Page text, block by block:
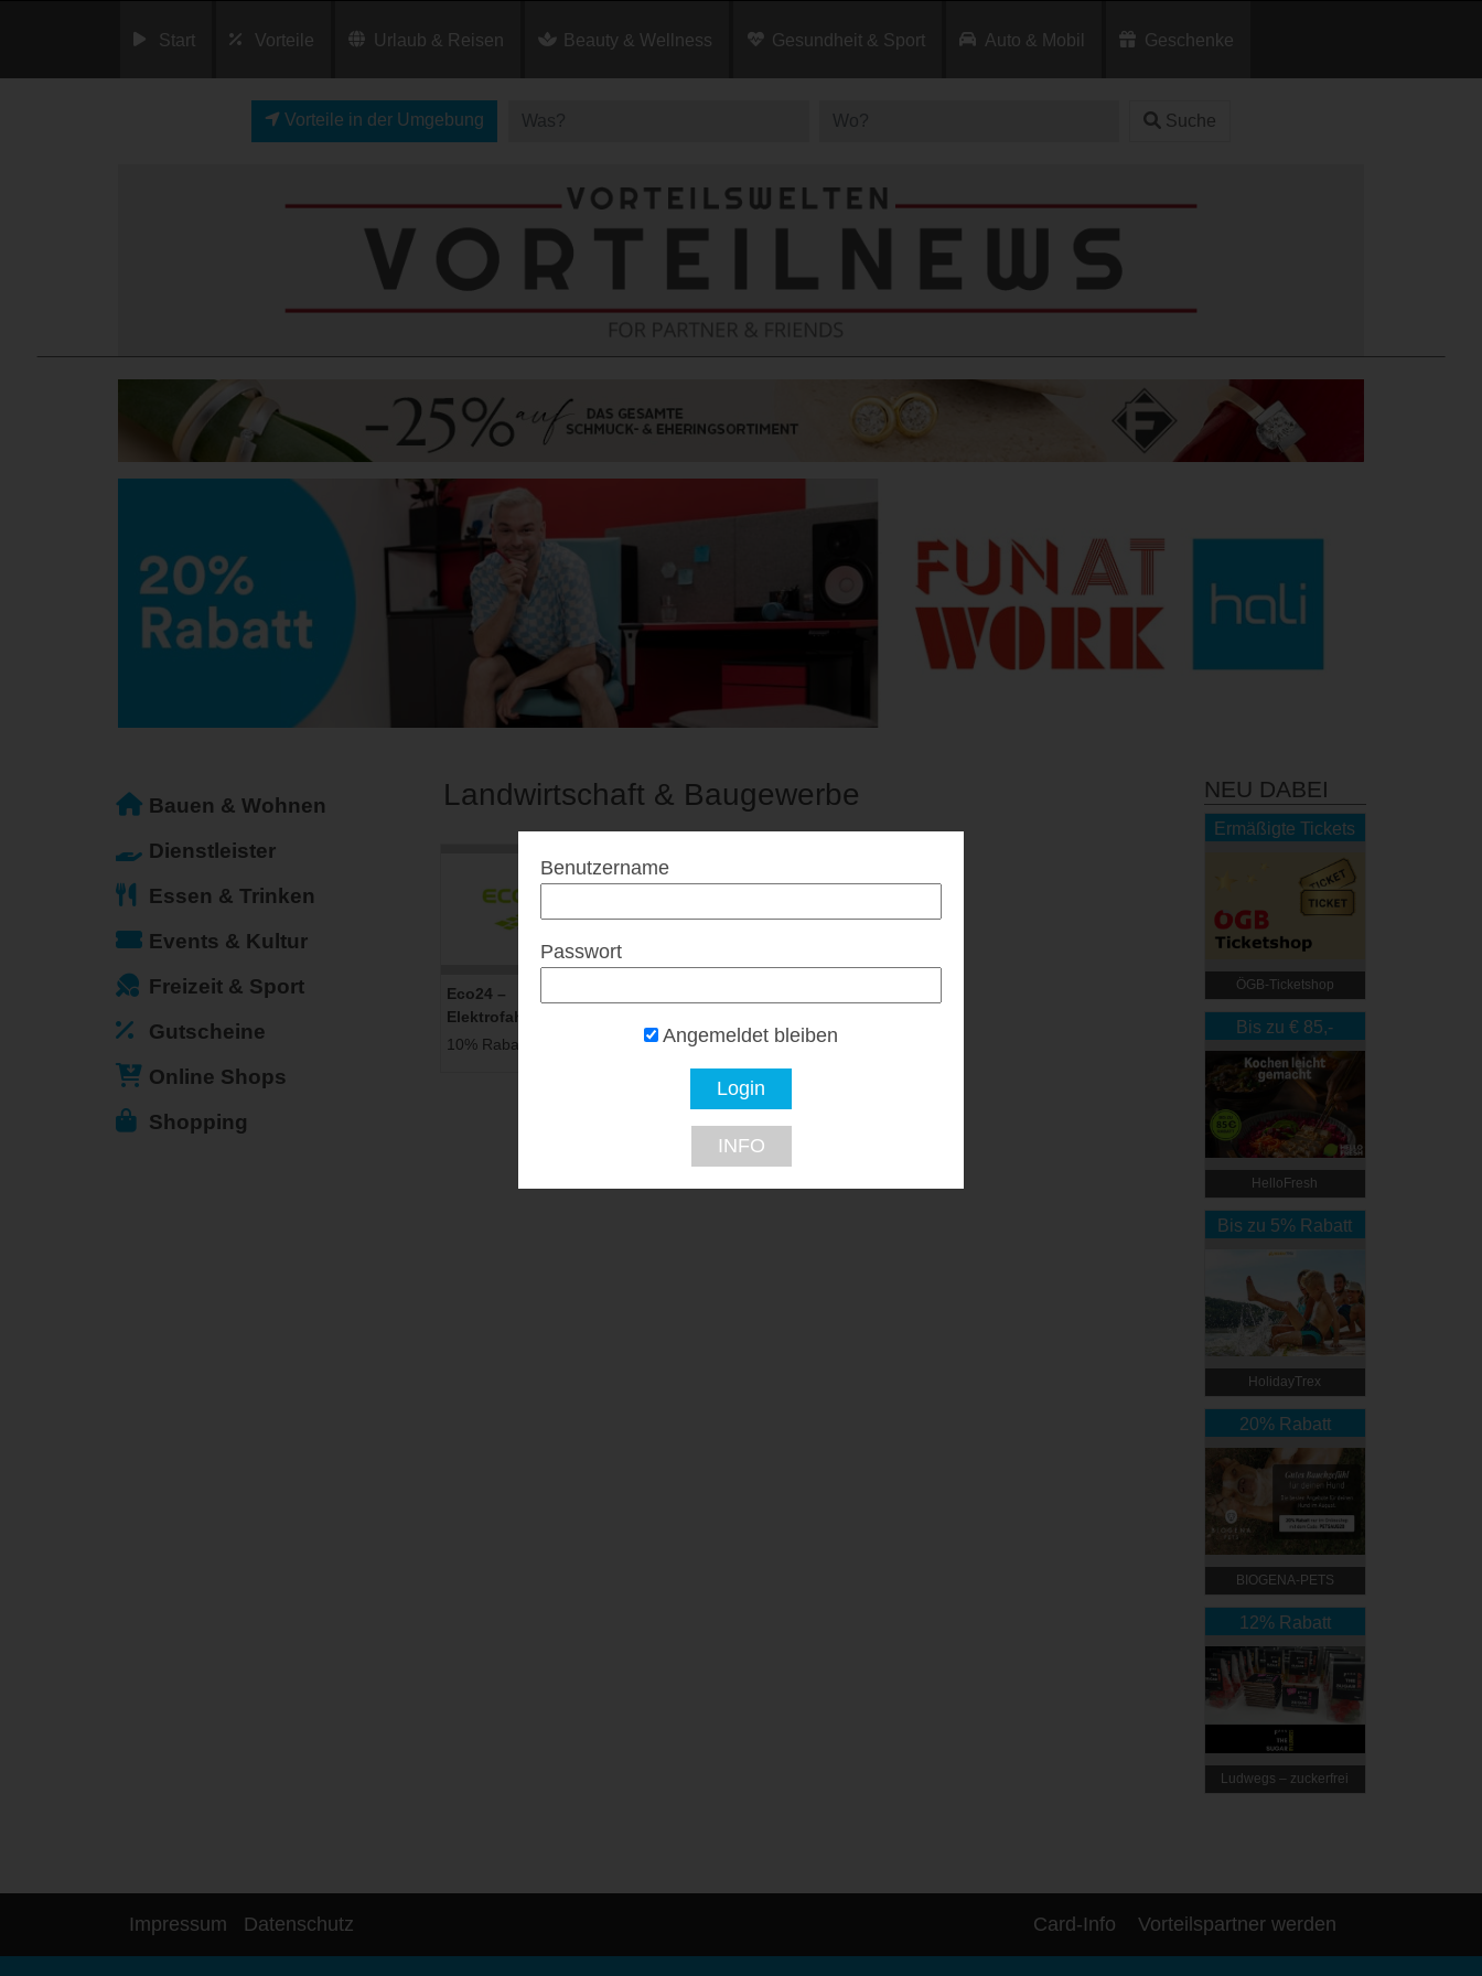
Start Vorteile Urlaub & Reisen Beauty & Wellness Gesundheit & Sport Auto & Mobil Geschenke
Vorteile in der Umgebung Suche
Bauen & Wohnen
Dienstleister
Essen & Trinken
Events & Kultur
Freizeit & Sport
Gutscheine
Online Shops
Shopping
Landwirtschaft & Baugewerbe
Eco24 –
Elektrofahrzeuge
10% Rabatt...
NEU DABEI
Ermäßigte Tickets
ÖGB-Ticketshop
Bis zu € 85,-
Rabatt
HelloFresh
Bis zu 5% Rabatt
HolidayTrex
20% Rabatt
BIOGENA-PETS
12% Rabatt
Ludwegs – zuckerfrei
leben
Impressum Datenschutz Card-Info Vorteilspartner werden
Benutzername
Passwort
Angemeldet bleiben
INFO